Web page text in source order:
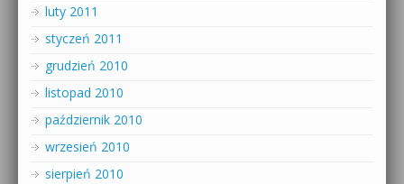
luty 2011
styczeń 2011
grudzień 2010
listopad 2010
październik 2010
wrzesień 2010
sierpień 2010